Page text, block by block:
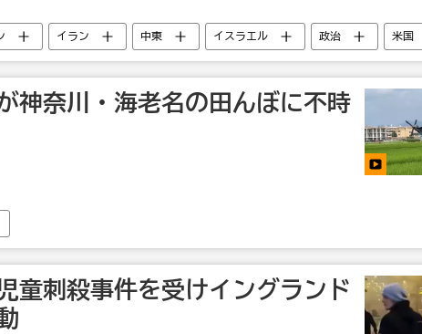
イラン 中東 イスラエル 政治
米国
神奈川・海老名の田んぼに不時
童刺殺事件を受けイングランド